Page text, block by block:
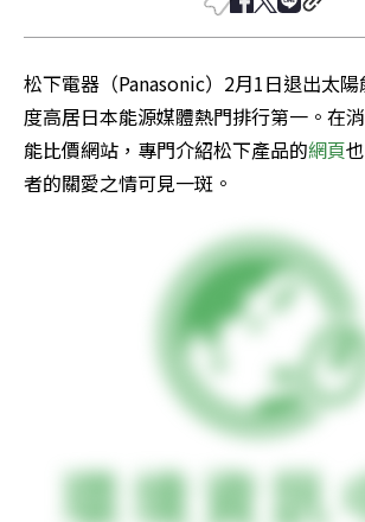
松下電器（Panasonic）2月1日退出太
度高居日本能源媒體熱門排行第一。在
能比價網站，專門介紹松下產品的網頁
者的關愛之情可見一斑。